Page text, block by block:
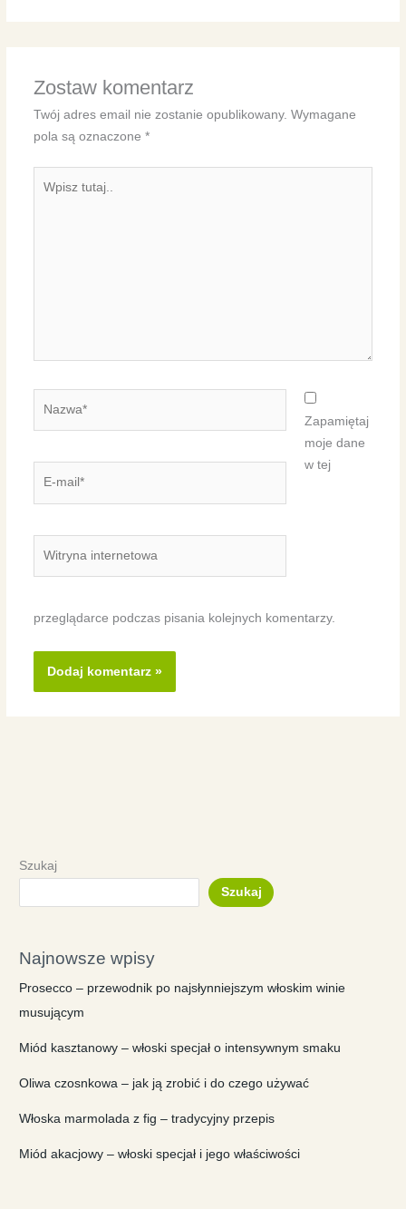
Zostaw komentarz
Twój adres email nie zostanie opublikowany. Wymagane
pola są oznaczone *
tutaj..
internetowa
Zapamiętaj
moje dane
w tej
przeglądarce podczas pisania kolejnych komentarzy.
Szukaj
Szukaj
Najnowsze wpisy
Prosecco – przewodnik po najsłynniejszym włoskim winie
musującym
Miód kasztanowy – włoski specjał o intensywnym smaku
Oliwa czosnkowa – jak ją zrobić i do czego używać
Włoska marmolada z fig – tradycyjny przepis
Miód akacjowy – włoski specjał i jego właściwości